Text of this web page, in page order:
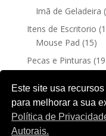
Imã de Geladeira
Itens de Escritorio
Mouse Pad 1515
Pecas e Pinturas
192
Posters sem
Quadro
Este site usa
para melhorar a sua
Política de
Autorais.